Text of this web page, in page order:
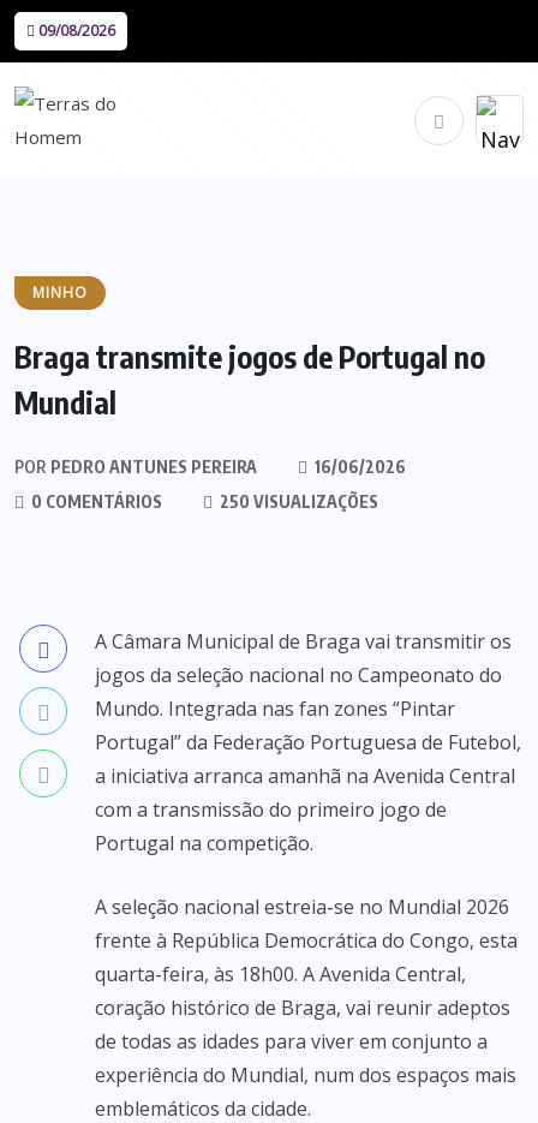
09/08/2026
MINHO
Braga transmite jogos de Portugal no
Mundial
POR PEDRO ANTUNES PEREIRA
16/06/2026
0 COMENTÁRIOS
250 VISUALIZAÇÕES
A Câmara Municipal de Braga vai transmitir os
jogos da seleção nacional no Campeonato do
Mundo. Integrada nas fan zones “Pintar
Portugal” da Federação Portuguesa de Futebol,
a iniciativa arranca amanhã na Avenida Central
com a transmissão do primeiro jogo de
Portugal na competição.
A seleção nacional estreia-se no Mundial 2026
frente à República Democrática do Congo, esta
quarta-feira, às 18h00. A Avenida Central,
coração histórico de Braga, vai reunir adeptos
de todas as idades para viver em conjunto a
experiência do Mundial, num dos espaços mais
emblemáticos da cidade.